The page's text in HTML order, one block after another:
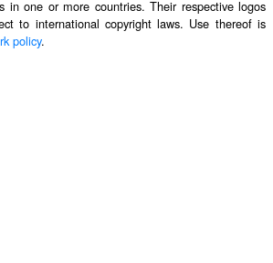
in one or more countries. Their respective logos
to international copyright laws. Use thereof is
policy.